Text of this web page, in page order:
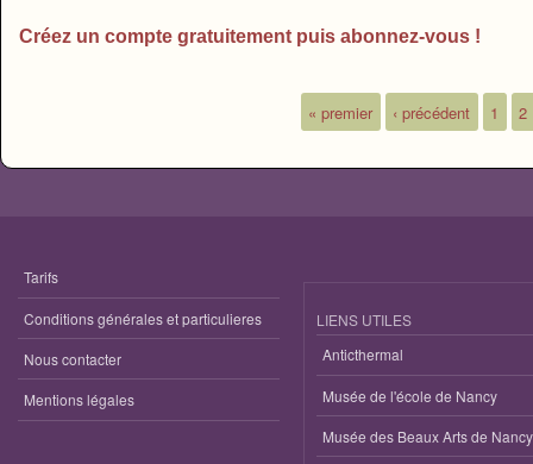
Créez un compte gratuitement puis abonnez-vous !
« premier ‹ précédent 1 2
Tarifs
Conditions générales et particulieres
Nous contacter
Mentions légales
LIENS UTILES
Anticthermal
Musée de l'école de Nancy
Musée des Beaux Arts de Nancy